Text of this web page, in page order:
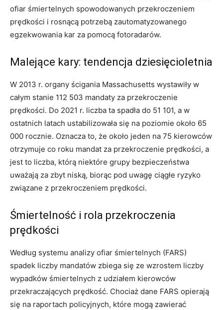
ofiar śmiertelnych spowodowanych przekroczeniem
prędkości i rosnącą potrzebą zautomatyzowanego
egzekwowania kar za pomocą fotoradarów.
Malejące kary: tendencja dziesięcioletnia
W 2013 r. organy ścigania Massachusetts wystawiły w
całym stanie 112 503 mandaty za przekroczenie
prędkości. Do 2021 r. liczba ta spadła do 51 101, a w
ostatnich latach ustabilizowała się na poziomie około 65
000 rocznie. Oznacza to, że około jeden na 75 kierowców
otrzymuje co roku mandat za przekroczenie prędkości, a
jest to liczba, którą niektóre grupy bezpieczeństwa
uważają za zbyt niską, biorąc pod uwagę ciągłe ryzyko
związane z przekroczeniem prędkości.
Śmiertelność i rola przekroczenia
prędkości
Według systemu analizy ofiar śmiertelnych (FARS)
spadek liczby mandatów zbiega się ze wzrostem liczby
wypadków śmiertelnych z udziałem kierowców
przekraczających prędkość. Chociaż dane FARS opierają
się na raportach policyjnych, które mogą zawierać